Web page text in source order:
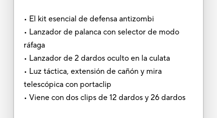
• El kit esencial de defensa antizombi
• Lanzador de palanca con selector de modo
ráfaga
• Lanzador de 2 dardos oculto en la culata
• Luz táctica, extensión de cañón y mira
telescópica con portaclip
• Viene con dos clips de 12 dardos y 26 dardos